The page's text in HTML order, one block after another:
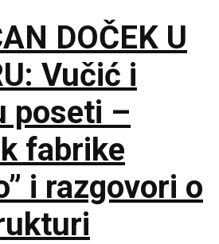
DOČEK U
Vučić i
poseti –
fabrike
i razgovori o